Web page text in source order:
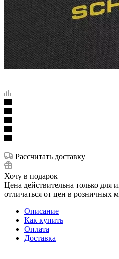
Рассчитать доставку
Хочу в подарок
Цена действительна только для
отличаться от цен в розничных
Описание
Как купить
Оплата
Доставка